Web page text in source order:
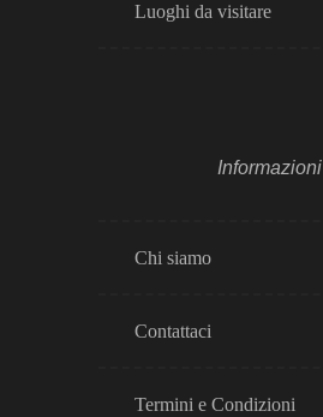
Luoghi da visitare
Informazioni
Chi siamo
Contattaci
Termini e Condizioni